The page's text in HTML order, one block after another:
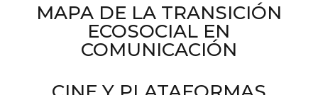
MAPA DE LA TRANSICIÓN
ECOSOCIAL EN
COMUNICACIÓN